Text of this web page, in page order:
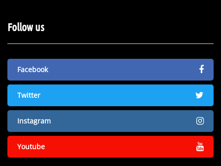
Follow us
Facebook
Twitter
Instagram
Youtube